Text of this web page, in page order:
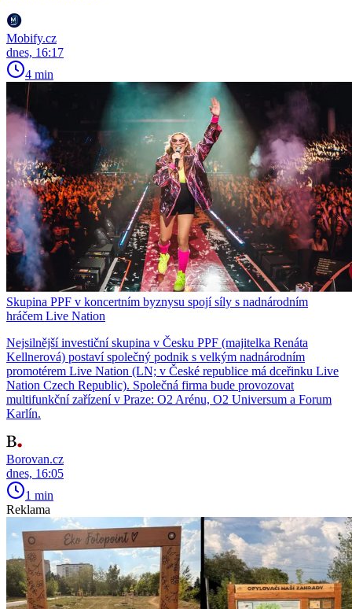
Mobify.cz
dnes, 16:17
4 min
Skupina PPF v koncertním byznysu spojí síly s nadnárodním
hráčem Live Nation
Nejsilnější investiční skupina v Česku PPF (majitelka Renáta
Kellnerová) postaví společný podnik s velkým nadnárodním
promotérem Live Nation (LN; v České republice má dceřinku Live
Nation Czech Republic). Společná firma bude provozovat
multifunkční zařízení v Praze: O2 Arénu, O2 Universum a Forum
Karlín.
Borovan.cz
dnes, 16:05
1 min
Reklama